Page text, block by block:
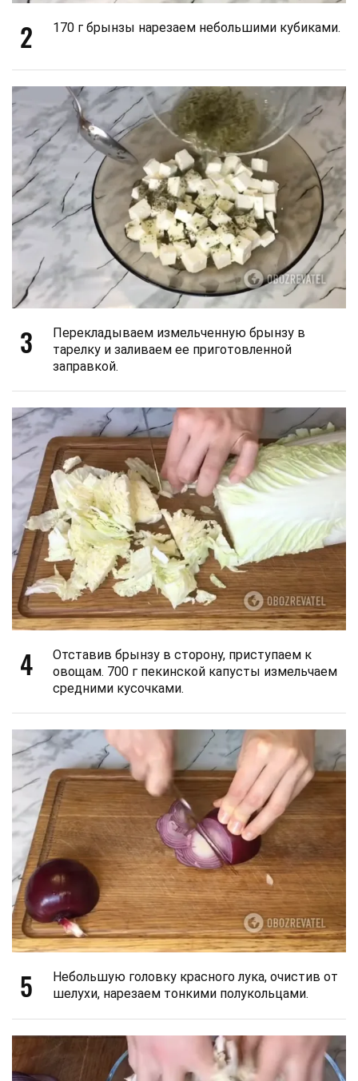
2 170 г брынзы нарезаем небольшими кубиками.
3
Перекладываем измельченную брынзу в
тарелку и заливаем ее приготовленной
заправкой.
4
Отставив брынзу в сторону, приступаем к
овощам. 700 г пекинской капусты измельчаем
средними кусочками.
5
Небольшую головку красного лука, очистив от
шелухи, нарезаем тонкими полукольцами.